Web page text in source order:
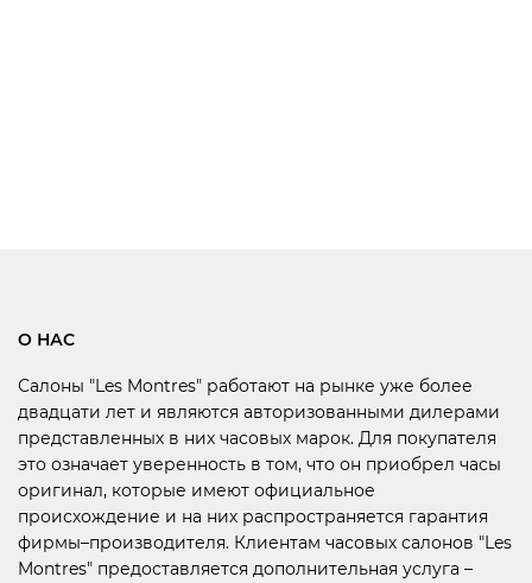
О НАС
Салоны "Les Montres" работают на рынке уже более
двадцати лет и являются авторизованными дилерами
представленных в них часовых марок. Для покупателя
это означает уверенность в том, что он приобрел часы
оригинал, которые имеют официальное
происхождение и на них распространяется гарантия
фирмы–производителя. Клиентам часовых салонов "Les
Montres" предоставляется дополнительная услуга –